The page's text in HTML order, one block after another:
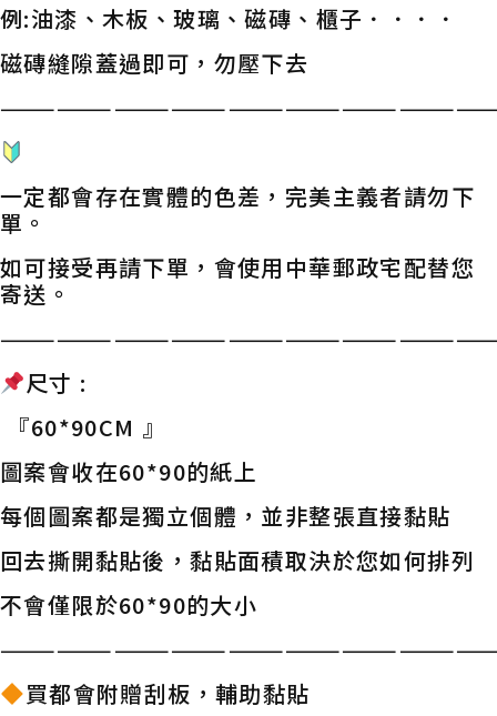
例:油漆、木板、玻璃、磁磚、櫃子．．．．
磁磚縫隙蓋過即可，勿壓下去
一定都會存在實體的色差，完美主義者請勿下
單。
如可接受再請下單，會使用中華郵政宅配替您
寄送。
尺寸 :
『60*90CM 』
圖案會收在60*90的紙上
每個圖案都是獨立個體，並非整張直接黏貼
回去撕開黏貼後，黏貼面積取決於您如何排列
不會僅限於60*90的大小
買都會附贈刮板，輔助黏貼